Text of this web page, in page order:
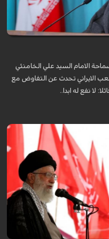
الامام السيد علي الخامنئي
الايراني تحدث عن التفاوض مع
لا نفع له ابدا..